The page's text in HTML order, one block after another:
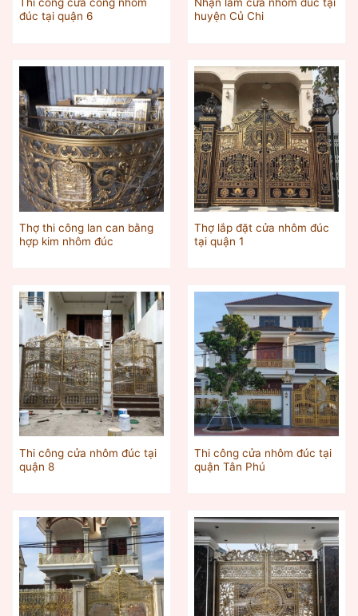
Thi công cửa cổng nhôm
đúc tại quận 6
Nhận làm cửa nhôm đúc tại
huyện Củ Chi
Thợ thi công lan can bằng
hợp kim nhôm đúc
Thợ lắp đặt cửa nhôm đúc
tại quận 1
Thi công cửa nhôm đúc tại
quận 8
Thi công cửa nhôm đúc tại
quận Tân Phú